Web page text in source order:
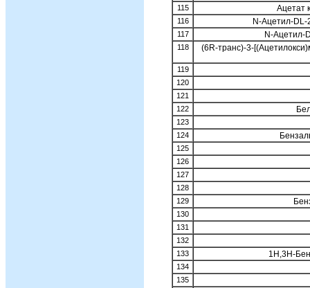
115 Ацетат
116 N-Ацетил-DL-
117 N-Ацетил-
118 (6R-транс)-3-
119
120
121
122
123
124
125
126
127
128
129
130
131
132
133
1Н,3Н-
134
135